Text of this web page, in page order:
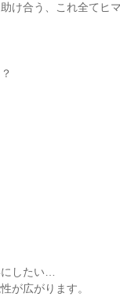
け合う、これ全てヒ
したい…
が広がります。